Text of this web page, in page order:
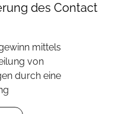
des Contact
mittels
von
durch eine